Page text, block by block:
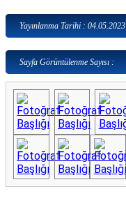
Yayınlanma Tarihi : 04.05.2023
Sayfa Görüntülenme Sayısı :